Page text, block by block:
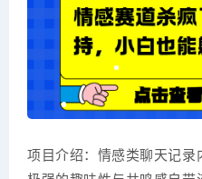
项目介绍：情感类聊天记录